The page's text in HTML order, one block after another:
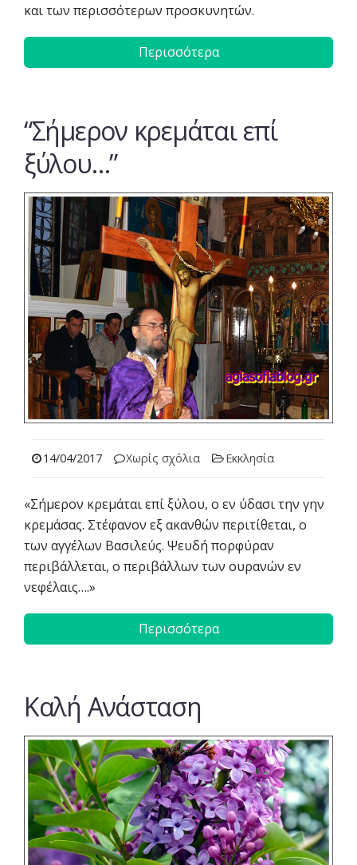
και των περισσότερων προσκυνητών.
Περισσότερα
“Σήμερον κρεμάται επί
ξύλου…”
14/04/2017 Χωρίς σχόλια Εκκλησία
«Σήμερον κρεμάται επί ξύλου, ο εν ύδασι την γην
κρεμάσας. Στέφανον εξ ακανθών περιτίθεται, ο
των αγγέλων Βασιλεύς. Ψευδή πορφύραν
περιβάλλεται, ο περιβάλλων των ουρανών εν
νεφέλαις….»
Περισσότερα
Καλή Ανάσταση